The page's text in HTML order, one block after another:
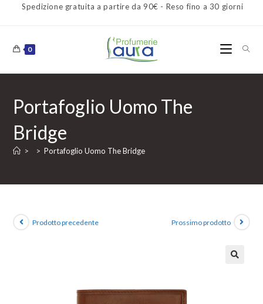
Spedizione gratuita a partire da 90€ - Reso fino a 30 giorni
0
Portafoglio Uomo The
Bridge
> > Portafoglio Uomo The Bridge
Prodotto precedente Prossimo prodotto